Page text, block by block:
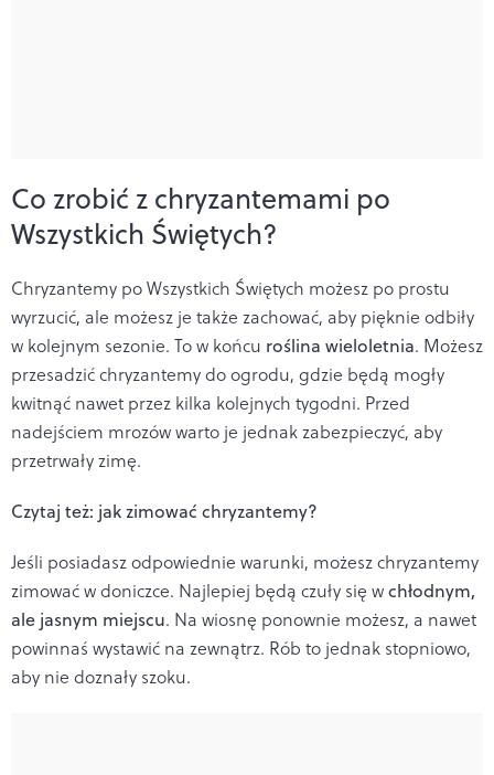
Co zrobić z chryzantemami po
Wszystkich Świętych?
Chryzantemy po Wszystkich Świętych możesz po prostu
wyrzucić, ale możesz je także zachować, aby pięknie odbiły
w kolejnym sezonie. To w końcu roślina wieloletnia. Możesz
przesadzić chryzantemy do ogrodu, gdzie będą mogły
kwitnąć nawet przez kilka kolejnych tygodni. Przed
nadejściem mrozów warto je jednak zabezpieczyć, aby
przetrwały zimę.
Czytaj też: jak zimować chryzantemy?
Jeśli posiadasz odpowiednie warunki, możesz chryzantemy
zimować w doniczce. Najlepiej będą czuły się wchłodnym,
ale jasnym miejscu. Na wiosnę ponownie możesz, a nawet
powinnaś wystawić na zewnątrz. Rób to jednak stopniowo,
aby nie doznały szoku.